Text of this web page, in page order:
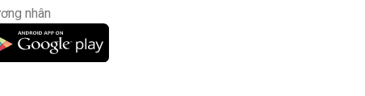
nhân